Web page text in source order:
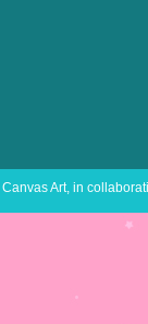
Canvas Art, in